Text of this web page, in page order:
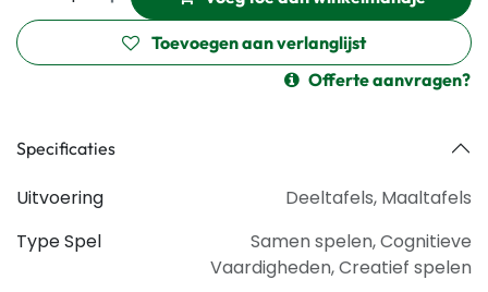
Toevoegen aan verlanglijst
Offerte aanvragen?
Specificaties
Uitvoering Deeltafels, Maaltafels
Type Spel
Samen spelen,Cognitieve
Vaardigheden,Creatief spelen